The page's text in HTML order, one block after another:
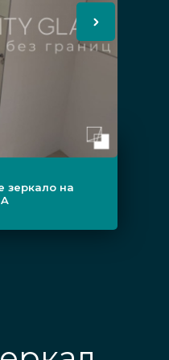
зрительно
длине.
позволяет
минимуме
например, его
зеркало на